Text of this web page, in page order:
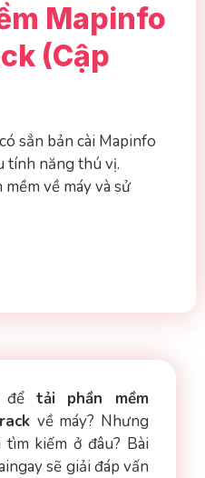
Mapinfo
(Cập
sẳn bản cài Mapinfo
tính năng thú vị.
về máy và sử
để tải phần mềm
về máy? Nhưng
kiếm ở đâu? Bài
sẽ giải đáp vấn